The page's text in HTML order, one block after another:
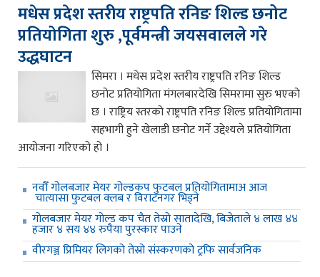
मधेस प्रदेश स्तरीय राष्ट्रपति रनिङ शिल्ड छनोट
प्रतियोगिता शुरु ,पूर्वमन्त्री जयसवालले गरे
उद्धघाटन
सिमरा । मधेस प्रदेश स्तरीय राष्ट्रपति रनिङ शिल्ड
छनोट प्रतियोगिता मंगलबारदेखि सिमरामा सुरु भएको
छ । राष्ट्रिय स्तरको राष्ट्रपति रनिङ शिल्ड प्रतियोगितामा
सहभागी हुने खेलाडी छनोट गर्ने उद्देश्यले प्रतियोगिता
आयोजना गरिएको हो ।
नवौँ गोलबजार मेयर गोल्डकप फुटबल प्रतियोगितामाअ आज
चात्यासा फुटबल क्लब र विराटनगर भिड्ने
गोलबजार मेयर गोल्ड कप चैत तेस्रो सातादेखि, बिजेताले ४ लाख ४४
हजार ४ सय ४४ रुपैया पुरस्कार पाउने
वीरगञ्ज प्रिमियर लिगको तेस्रो संस्करणको ट्रफि सार्वजनिक